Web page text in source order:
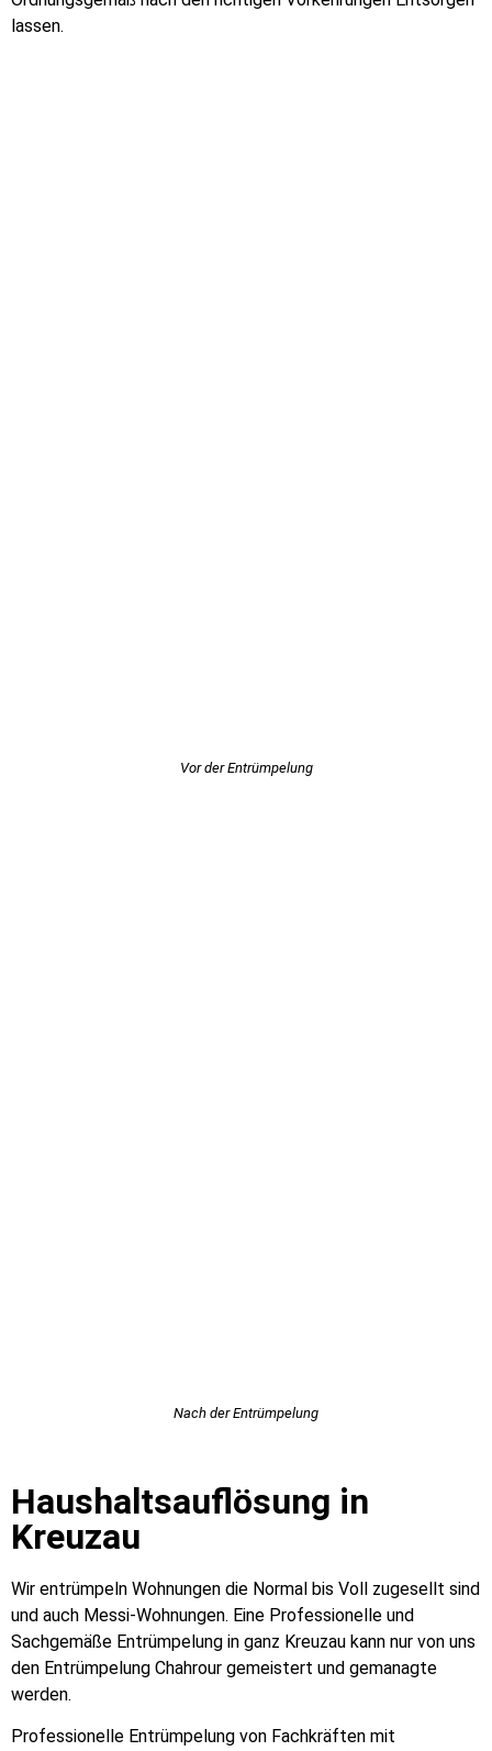
lassen.
Vor der Entrümpelung
Nach der Entrümpelung
Haushaltsauflösung in
Kreuzau
Wir entrümpeln Wohnungen die Normal bis Voll zugesellt sind
und auch Messi-Wohnungen. Eine Professionelle und
Sachgemäße Entrümpelung in ganz Kreuzau kann nur von uns
den Entrümpelung Chahrour gemeistert und gemanagte
werden.
Professionelle Entrümpelung von Fachkräften mit